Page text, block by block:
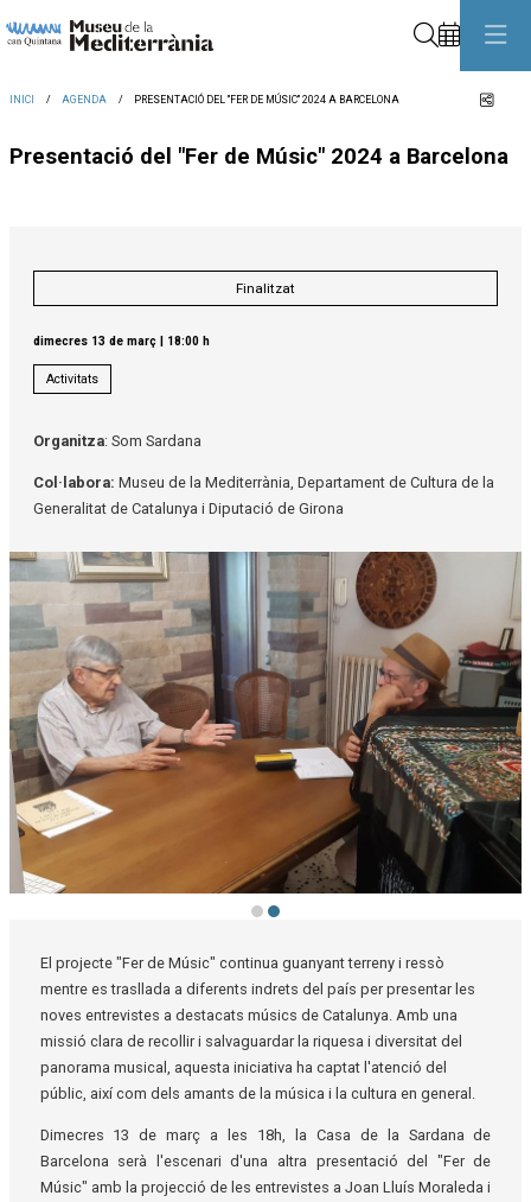
INICI AGENDA PRESENTACIÓ DEL "FER DE MÚSIC" 2024 A BARCELONA
Presentació del "Fer de Músic" 2024 a Barcelona
Finalitzat
dimecres 13 de març 18:00 h
Activitats
Organitza: Som Sardana
Col·labora: Museu de la Mediterrània, Departament de Cultura de la
Generalitat de Catalunya i Diputació de Girona
El projecte "Fer de Músic" continua guanyant terreny i ressò
mentre es trasllada a diferents indrets del país per presentar les
noves entrevistes a destacats músics de Catalunya. Amb una
missió clara de recollir i salvaguardar la riquesa i diversitat del
panorama musical, aquesta iniciativa ha captat l'atenció del
públic, així com dels amants de la música i la cultura en general.
Dimecres 13 de març a les 18h, la Casa de la Sardana de
Barcelona serà l'escenari d'una altra presentació del "Fer de
Músic" amb la projecció de les entrevistes a Joan Lluís Moraleda i